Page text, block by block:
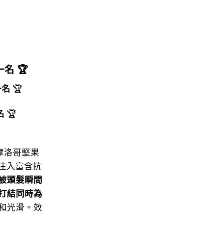
名 🏆
🏆
🏆
洛哥堅果
入富含抗
頭髮瞬間
結同時為
光滑。效